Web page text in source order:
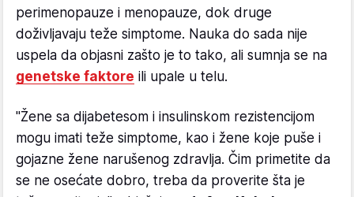
perimenopauze i menopauze, dok druge
doživljavaju teže simptome. Nauka do sada nije
uspela da objasni zašto je to tako, ali sumnja se na
genetske faktore ili upale u telu.
"Žene sa dijabetesom i insulinskom rezistencijom
mogu imati teže simptome, kao i žene koje puše i
gojazne žene narušenog zdravlja. Čim primetite da
se ne osećate dobro, treba da proverite šta je